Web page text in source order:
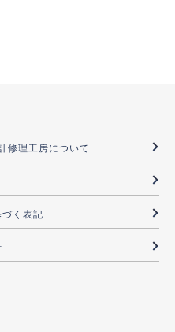
修理工房について
く表記